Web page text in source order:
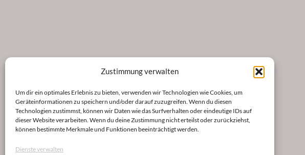
Zustimmung verwalten
Um dir ein optimales Erlebnis zu bieten, verwenden wir Technologien wie Cookies, um
Geräteinformationen zu speichern und/oder darauf zuzugreifen. Wenn du diesen
Technologien zustimmst, können wir Daten wie das Surfverhalten oder eindeutige IDs auf
dieser Website verarbeiten. Wenn du deine Zustimmung nicht erteilst oder zurückziehst,
können bestimmte Merkmale und Funktionen beeinträchtigt werden.
Dienste verwalten